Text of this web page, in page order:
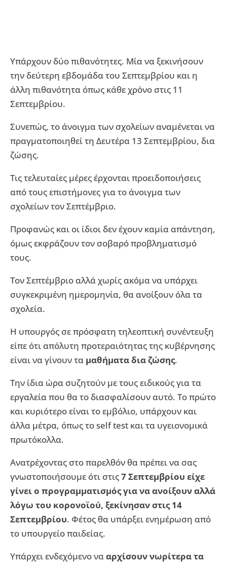
Υπάρχουν δύο πιθανότητες. Μία να ξεκινήσουν
την δεύτερη εβδομάδα του Σεπτεμβρίου και η
άλλη πιθανότητα όπως κάθε χρόνο στις 11
Σεπτεμβρίου.
Συνεπώς, το άνοιγμα των σχολείων αναμένεται να
πραγματοποιηθεί τη Δευτέρα 13 Σεπτεμβρίου, δια
ζώσης.
Τις τελευταίες μέρες έρχονται προειδοποιήσεις
από τους επιστήμονες για το άνοιγμα των
σχολείων τον Σεπτέμβριο.
Προφανώς και οι ίδιοι δεν έχουν καμία απάντηση,
όμως εκφράζουν τον σοβαρό προβληματισμό
τους.
Τον Σεπτέμβριο αλλά χωρίς ακόμα να υπάρχει
συγκεκριμένη ημερομηνία, θα ανοίξουν όλα τα
σχολεία.
Η υπουργός σε πρόσφατη τηλεοπτική συνέντευξη
είπε ότι απόλυτη προτεραιότητας της κυβέρνησης
είναι να γίνουν τα μαθήματα δια ζώσης.
Την ίδια ώρα συζητούν με τους ειδικούς για τα
εργαλεία που θα το διασφαλίσουν αυτό. Το πρώτο
και κυριότερο είναι το εμβόλιο, υπάρχουν και
άλλα μέτρα, όπως το self test και τα υγειονομικά
πρωτόκολλα.
Ανατρέχοντας στο παρελθόν θα πρέπει να σας
γνωστοποιήσουμε ότι στις7 Σεπτεμβρίου είχε
γίνει ο προγραμματισμός για να ανοίξουν αλλά
λόγω του κορονοϊού, ξεκίνησαν στις 14
Σεπτεμβρίου. Φέτος θα υπάρξει ενημέρωση από
το υπουργείο παιδείας.
Υπάρχει ενδεχόμενο νααρχίσουν νωρίτερα τα